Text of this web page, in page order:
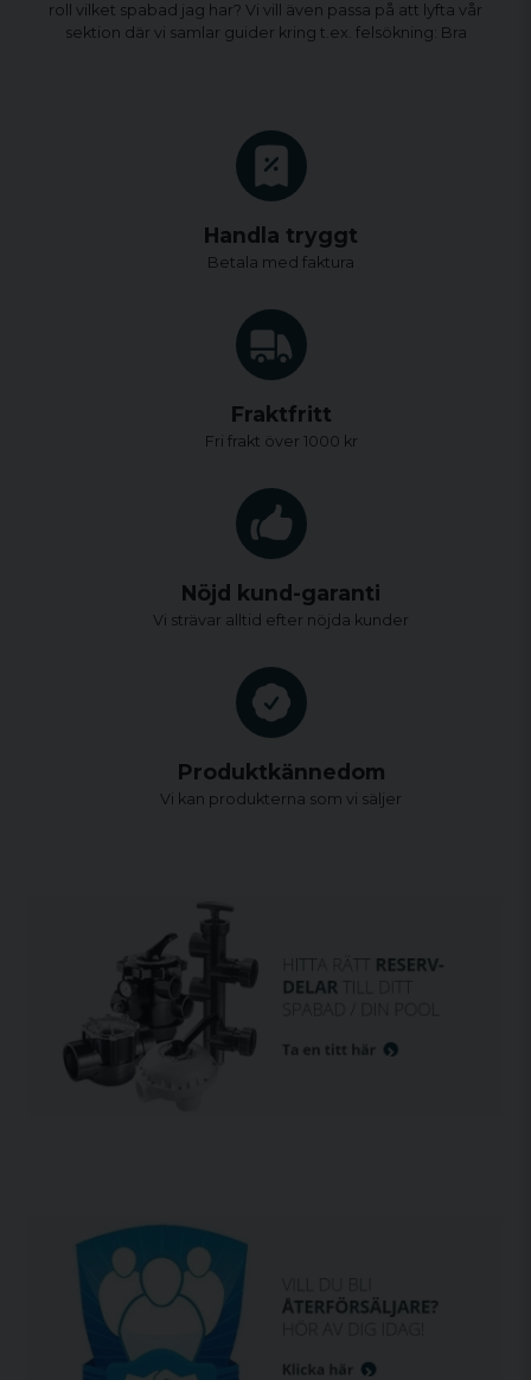
roll vilket spabad jag har? Vi vill även passa på att lyfta vår
sektion där vi samlar guider kring t.ex. felsökning: Bra
Handla tryggt
Betala med faktura
Fraktfritt
Fri frakt över 1000 kr
Nöjd kund-garanti
Vi strävar alltid efter nöjda kunder
Produktkännedom
Vi kan produkterna som vi säljer